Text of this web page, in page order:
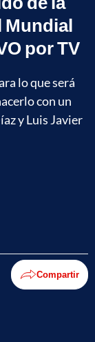
Mundial
por TV
lo que será
con un
y Luis Javier
Compartir